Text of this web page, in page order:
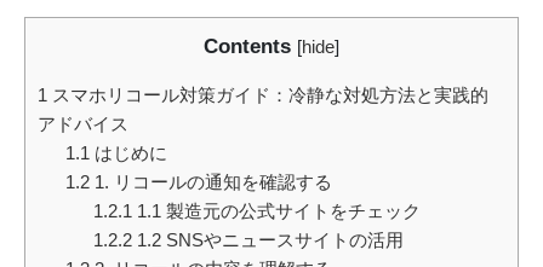
Contents [hide]
1 スマホリコール対策ガイド：冷静な対処方法と実践的
アドバイス
1.1はじめに
1.21. リコールの通知を確認する
1.2.11.1 製造元の公式サイトをチェック
1.2.21.2 SNSやニュースサイトの活用